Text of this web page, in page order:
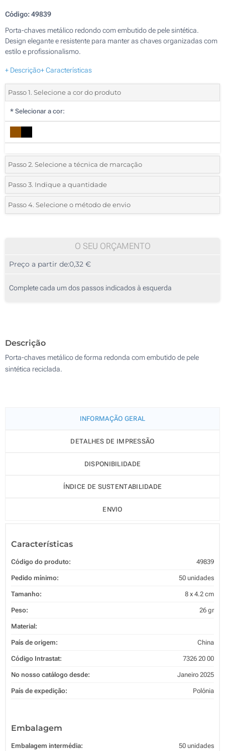
Código:49839
Porta-chaves metálico redondo com embutido de pele sintética.
Design elegante e resistente para manter as chaves organizadas com
estilo e profissionalismo.
+ Descrição+ Características
Passo 1. Selecione a cor do produto
* Selecionar a cor:
Passo 2. Selecione a técnica de marcação
*Selecione o tipo de marcação e as cores do logotipo:
1 Cor (Num lado)
Passo 3. Indique a quantidade
*Quantidade mínima:50
100
250
Outra :
Passo 4. Selecione o método de envio
O SEU ORÇAMENTO
Preço a partir de:0,32 €
Complete cada um dos passos indicados à esquerda
Descrição
Porta-chaves metálico de forma redonda com embutido de pele
sintética reciclada.
INFORMAÇÃO GERAL
DETALHES DE IMPRESSÃO
DISPONIBILIDADE
ÍNDICE DE SUSTENTABILIDADE
ENVIO
Características
Código do produto: 49839
Pedido mínimo: 50 unidades
Tamanho: 8 x 4.2 cm
Peso: 26 gr
Material:
País de origem: China
Código Intrastat: 7326 20 00
No nosso catálogo desde: Janeiro 2025
País de expedição: Polónia
Embalagem
Embalagem intermédia: 50 unidades